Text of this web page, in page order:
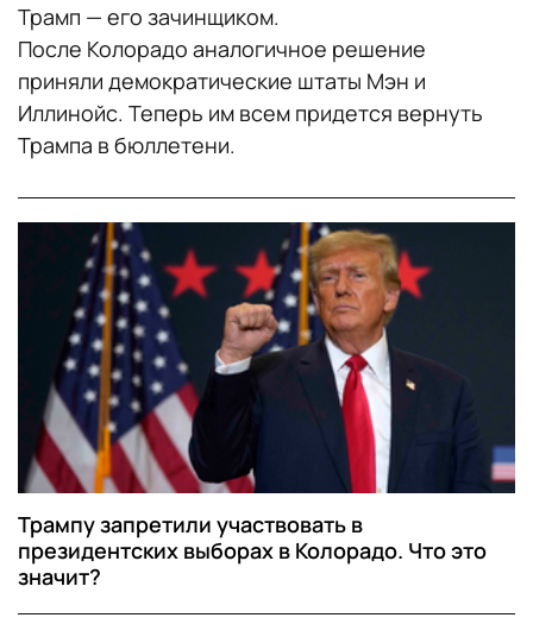
Трамп — его зачинщиком.
После Колорадо аналогичное решение
приняли демократические штаты Мэн и
Иллинойс. Теперь им всем придется вернуть
Трампа в бюллетени.
Трампу запретили участвовать в
президентских выборах в Колорадо. Что это
значит?